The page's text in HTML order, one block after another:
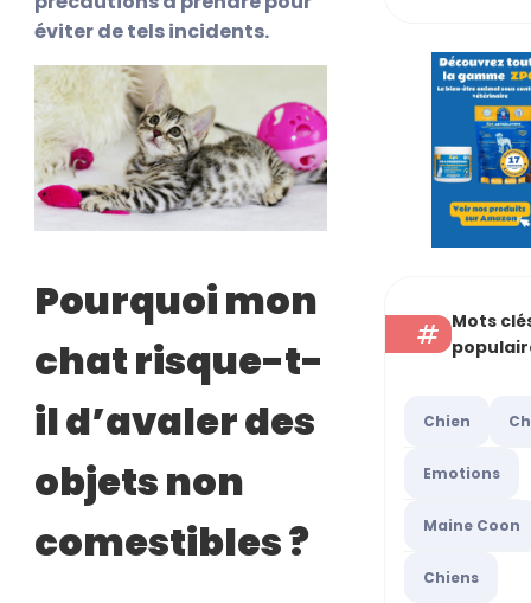
éviter de tels incidents.
Pourquoi mon
chat risque-t-
il d’avaler des
objets non
comestibles ?
Mots
Chien
Emotions
Maine Coon
Chiens